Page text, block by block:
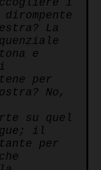
i
La
e
per
No,
su quel
il
per